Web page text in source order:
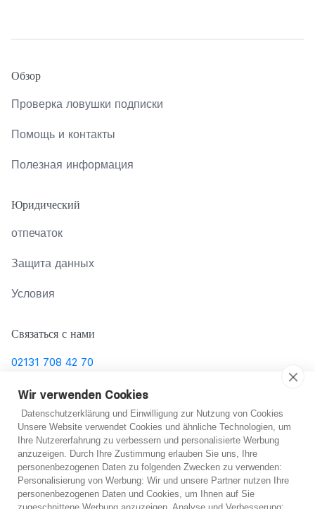
Не уверен?
Обзор
Проверка ловушки подписки
Помощь и контакты
Полезная информация
Юридический
отпечаток
Защита данных
Условия
Связаться с нами
02131 708 42 70
support@abo-hilfe.de
© 2021 abo-hilfe.de
*Примечание: abo-hilfe.de представляет собой
информационный веб-сайт. Потребитель получает
Wir verwenden Cookies
Datenschutzerklärung und Einwilligung zur Nutzung von Cookies
Unsere Website verwendet Cookies und ähnliche Technologien, um
Ihre Nutzererfahrung zu verbessern und personalisierte Werbung
anzuzeigen. Durch Ihre Zustimmung erlauben Sie uns, Ihre
personenbezogenen Daten zu folgenden Zwecken zu verwenden:
Personalisierung von Werbung: Wir und unsere Partner nutzen Ihre
personenbezogenen Daten und Cookies, um Ihnen auf Sie